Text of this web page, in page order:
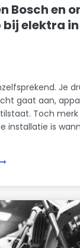
Bosch en
elektra
Je
gaat aan,
Toch
installatie is